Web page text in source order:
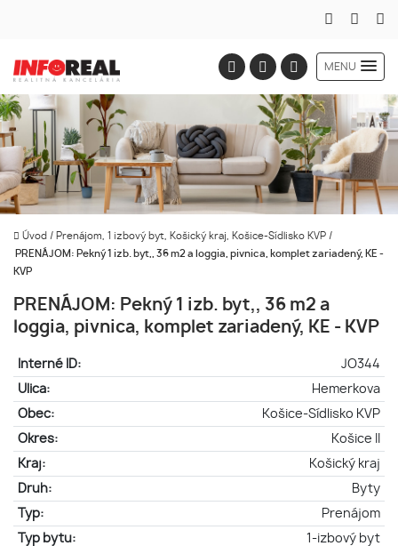
MENU
Úvod / Prenájom, 1 izbový byt, Košický kraj, Košice-Sídlisko KVP /
PRENÁJOM: Pekný 1 izb. byt,, 36 m2 a loggia, pivnica, komplet zariadený, KE -
KVP
PRENÁJOM: Pekný 1 izb. byt,, 36 m2 a
loggia, pivnica, komplet zariadený, KE - KVP
Interné ID:
JO344
Ulica:
Hemerkova
Obec:
Košice-Sídlisko KVP
Okres:
Košice II
Kraj:
Košický kraj
Druh:
Byty
Typ:
Prenájom
Typ bytu:
1-izbový byt